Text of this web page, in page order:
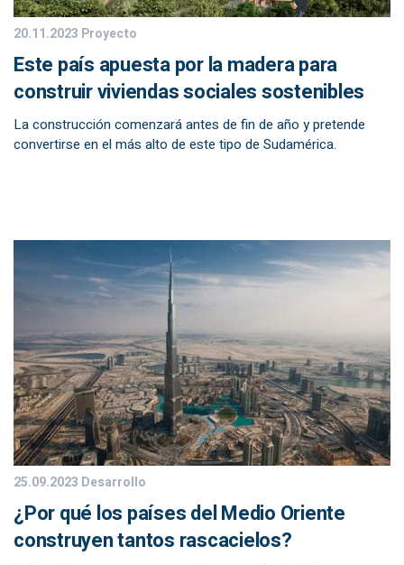
20.11.2023 Proyecto
Este país apuesta por la madera para
construir viviendas sociales sostenibles
La construcción comenzará antes de fin de año y pretende
convertirse en el más alto de este tipo de Sudamérica.
25.09.2023 Desarrollo
¿Por qué los países del Medio Oriente
construyen tantos rascacielos?